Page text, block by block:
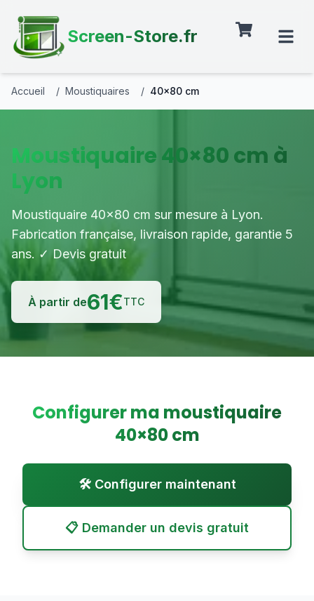
Screen-Store.fr
Accueil / Moustiquaires / 40×80 cm
Moustiquaire 40×80 cm à
Lyon
Moustiquaire 40×80 cm sur mesure à Lyon.
Fabrication française, livraison rapide, garantie 5
ans. ✓ Devis gratuit
À partir de61€TTC
Configurer ma moustiquaire
40×80cm
🛠️ Configurer maintenant
📋 Demander un devis gratuit